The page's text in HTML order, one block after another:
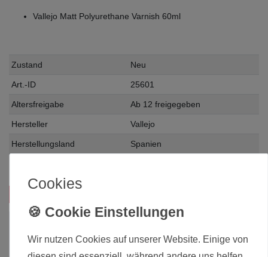
Vallejo Matt Polyurethane Varnish 60ml
Zustand Neu
Art.-ID 25601
Altersfreigabe Ab 12 freigegeben
Hersteller Vallejo
Herstellungsland Spanien
Cookies
Wir nutzen Cookies auf unserer Website. Einige von